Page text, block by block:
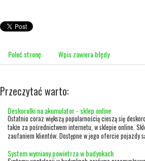
Poleć stronę Wpis zawiera błędy
Przeczytać warto:
Deskorolki na akumulator - sklep online
Ostatnio coraz większą popularnością cieszą się
także za pośrednictwem internetu, w sklepie online.
zaufaniem klientów. Dostępne w jego ofercie pojazdy
System wymiany powietrza w budynkach